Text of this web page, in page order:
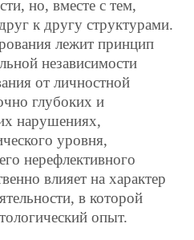
но, вместе с тем,
к другу структурами.
лежит принцип
независимости
от личностной
глубоких и
нарушениях,
уровня,
нерефлективного
влияет на характер
в которой
опыт.